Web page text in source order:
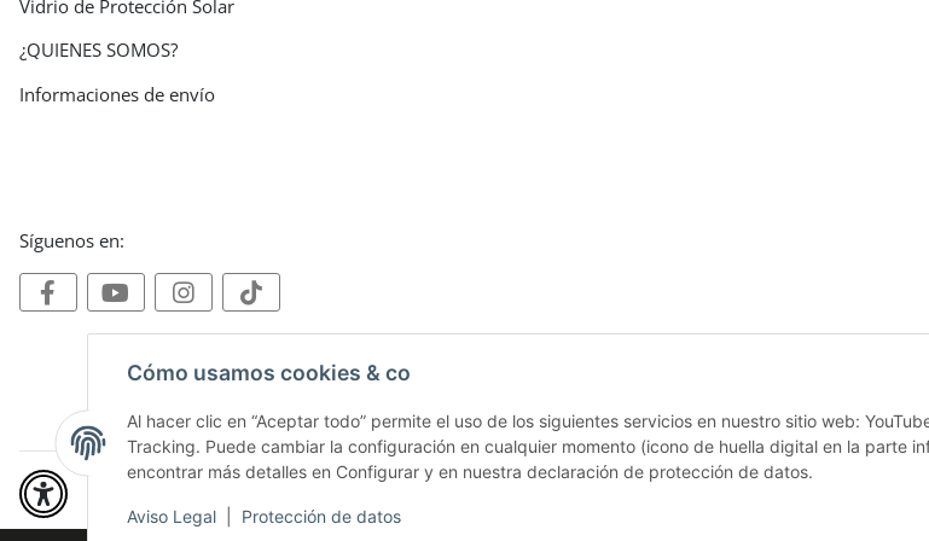
Cómo usamos cookies & co
Al hacer clic en “Aceptar todo” permite el uso de los siguientes servicios en nuestro sitio web:
Tracking. Puede cambiar la configuración en cualquier momento (icono de huella digital en la parte
encontrar más detalles en Configurar y en nuestra declaración de protección de datos.
Aviso Legal Protección de datos
Vidrio de Protección Solar
¿QUIENES SOMOS?
Informaciones de envío
Síguenos en: